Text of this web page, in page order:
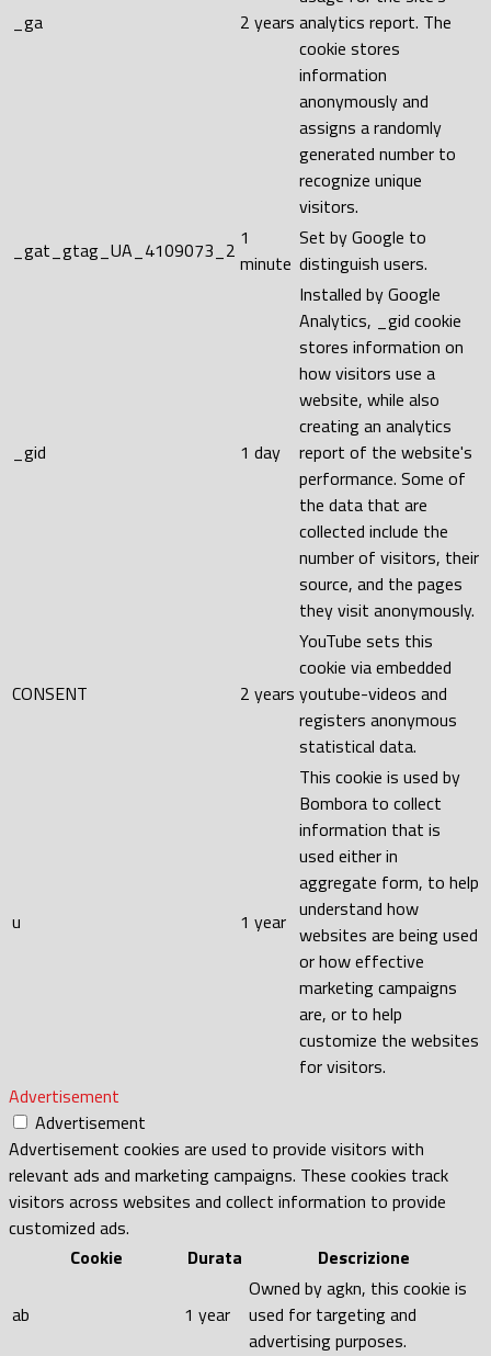
_ga 2 years analytics report. The
cookie stores
information
anonymously and
assigns a randomly
generated number to
recognize unique
visitors.
_gat_gtag_UA_4109073_2 1
minute
Set by Google to
distinguish users.
_gid 1 day
Installed by Google
Analytics, _gid cookie
stores information on
how visitors use a
website, while also
creating an analytics
report of the website's
performance. Some of
the data that are
collected include the
number of visitors, their
source, and the pages
they visit anonymously.
CONSENT 2 years
YouTube sets this
cookie via embedded
youtube-videos and
registers anonymous
statistical data.
u 1 year
This cookie is used by
Bombora to collect
information that is
used either in
aggregate form, to help
understand how
websites are being used
or how effective
marketing campaigns
are, or to help
customize the websites
for visitors.
Advertisement
Advertisement
Advertisement cookies are used to provide visitors with
relevant ads and marketing campaigns. These cookies track
visitors across websites and collect information to provide
customized ads.
Cookie
Durata Descrizione
ab 1 year
Owned by agkn, this cookie is
used for targeting and
advertising purposes.